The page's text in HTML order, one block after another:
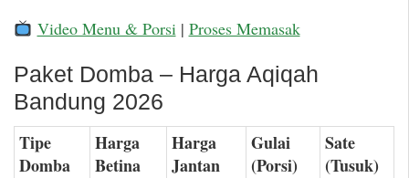
Video Menu & Porsi| Proses Memasak
Paket Domba – Harga Aqiqah
Bandung 2026
Tipe
Domba
Harga
Betina
Harga
Jantan
Gulai
(Porsi)
Sate
(Tusuk)